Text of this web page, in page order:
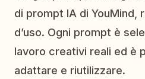
Prezzi
di prompt IA di YouMind,
d’uso. Ogni prompt è
lavoro creativi reali ed è
adattare e riutilizzare.